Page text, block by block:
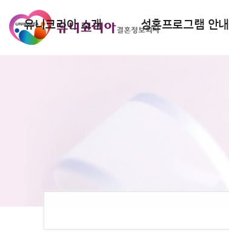
유니코리아 소개 성혼프로그램 안내